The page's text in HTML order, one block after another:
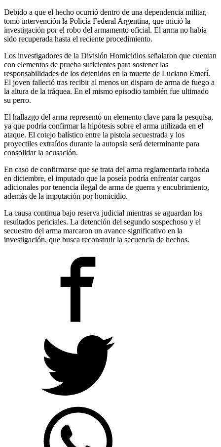
Debido a que el hecho ocurrió dentro de una dependencia militar,
tomó intervención la Policía Federal Argentina, que inició la
investigación por el robo del armamento oficial. El arma no había
sido recuperada hasta el reciente procedimiento.
Los investigadores de la División Homicidios señalaron que cuentan
con elementos de prueba suficientes para sostener las
responsabilidades de los detenidos en la muerte de Luciano Emerí.
El joven falleció tras recibir al menos un disparo de arma de fuego a
la altura de la tráquea. En el mismo episodio también fue ultimado
su perro.
El hallazgo del arma representó un elemento clave para la pesquisa,
ya que podría confirmar la hipótesis sobre el arma utilizada en el
ataque. El cotejo balístico entre la pistola secuestrada y los
proyectiles extraídos durante la autopsia será determinante para
consolidar la acusación.
En caso de confirmarse que se trata del arma reglamentaria robada
en diciembre, el imputado que la poseía podría enfrentar cargos
adicionales por tenencia ilegal de arma de guerra y encubrimiento,
además de la imputación por homicidio.
La causa continua bajo reserva judicial mientras se aguardan los
resultados periciales. La detención del segundo sospechoso y el
secuestro del arma marcaron un avance significativo en la
investigación, que busca reconstruir la secuencia de hechos.